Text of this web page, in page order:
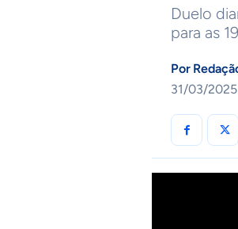
Duelo
para as
Por
31/03/2025